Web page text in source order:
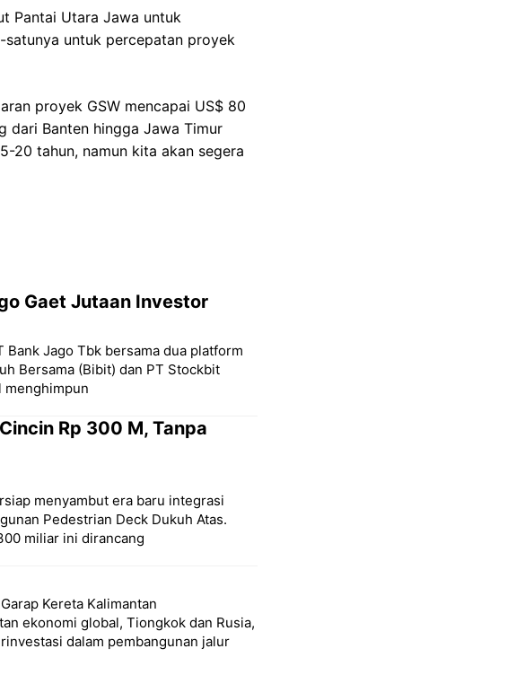
Pantai Utara Jawa untuk
untuk percepatan proyek
proyek GSW mencapai US$ 80
dari Banten hingga Jawa Timur
20 tahun, namun kita akan segera
Gaet Jutaan Investor
Jago Tbk bersama dua platform
Bersama (Bibit) dan PT Stockbit
menghimpun
Rp 300 M, Tanpa
menyambut era baru integrasi
Pedestrian Deck Dukuh Atas.
miliar ini dirancang
Kereta Kalimantan
ekonomi global, Tiongkok dan Rusia,
dalam pembangunan jalur